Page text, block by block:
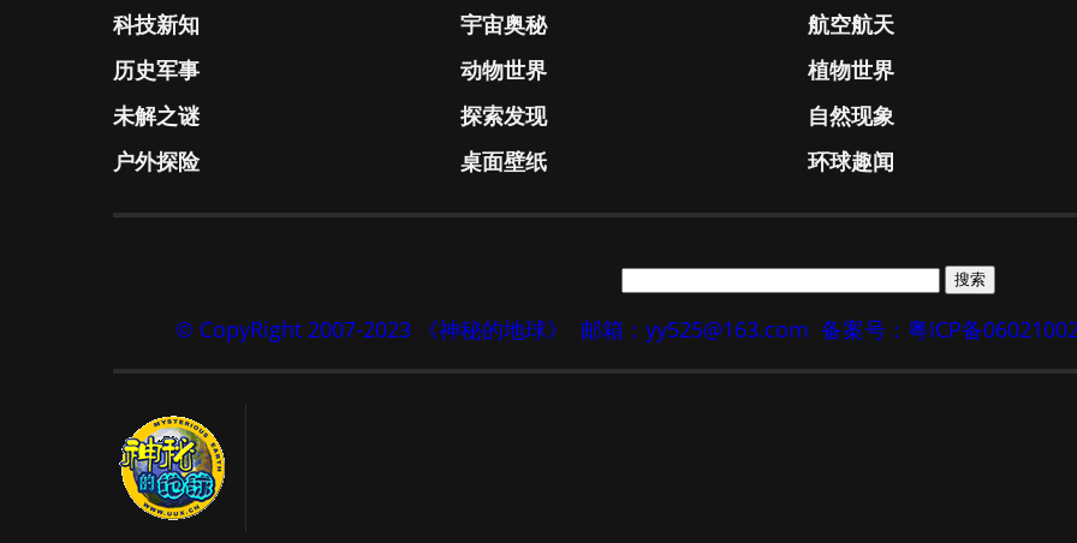
科技新知 宇宙奥秘 航空航天
历史军事
动物世界 植物世界
未解之谜
探索发现 自然现象
户外探险
桌面壁纸 环球趣闻
© CopyRight 2007-2023 《神秘的地球》 邮箱：yy525@163.com 备案号：粤ICP备